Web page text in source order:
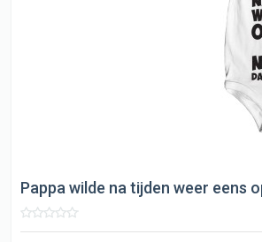
Pappa wilde na tijden weer eens